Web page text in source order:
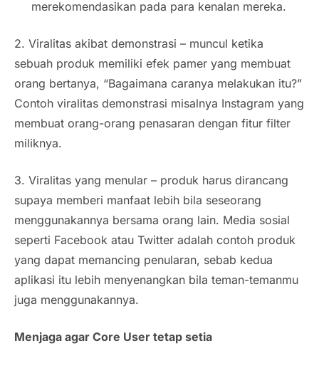
merekomendasikan pada para kenalan mereka.
2. Viralitas akibat demonstrasi – muncul ketika
sebuah produk memiliki efek pamer yang membuat
orang bertanya, “Bagaimana caranya melakukan itu?”
Contoh viralitas demonstrasi misalnya Instagram yang
membuat orang-orang penasaran dengan fitur filter
miliknya.
3. Viralitas yang menular – produk harus dirancang
supaya memberi manfaat lebih bila seseorang
menggunakannya bersama orang lain. Media sosial
seperti Facebook atau Twitter adalah contoh produk
yang dapat memancing penularan, sebab kedua
aplikasi itu lebih menyenangkan bila teman-temanmu
juga menggunakannya.
Menjaga agar Core User tetap setia